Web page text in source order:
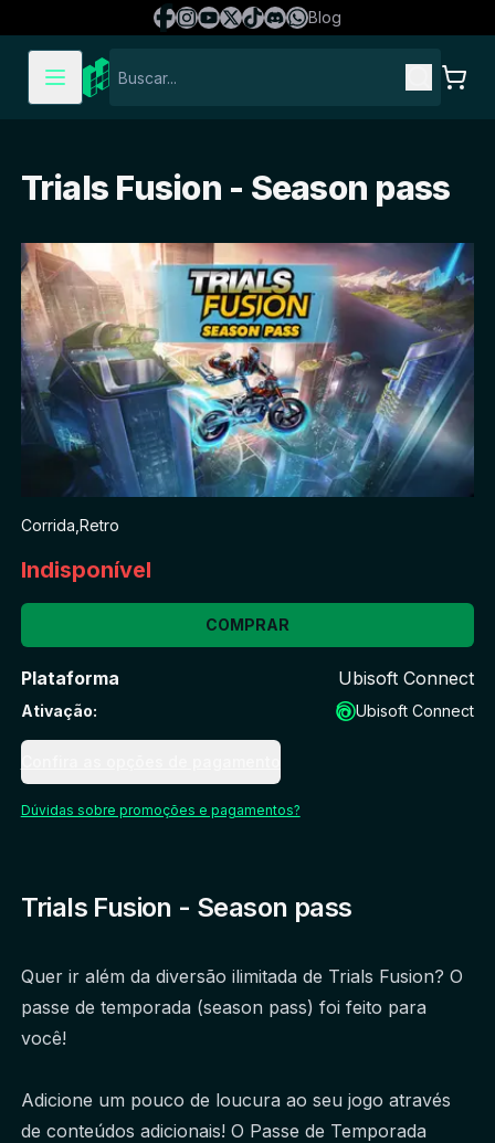
Blog
Trials Fusion - Season pass
Corrida Retro
Indisponível
COMPRAR
Plataforma Ubisoft Connect
Ativação: Ubisoft Connect
Dúvidas sobre promoções e pagamentos?
Trials Fusion - Season pass
Quer ir além da diversão ilimitada de Trials Fusion? O
passe de temporada (season pass) foi feito para
você!
Adicione um pouco de loucura ao seu jogo através
de conteúdos adicionais! O Passe de Temporada